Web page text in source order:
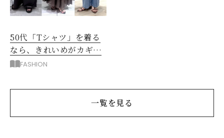
50代「Tシャツ」を着る
なら、きれいめがカギ！
部屋着に見えないコツ
FASHION
一覧を見る